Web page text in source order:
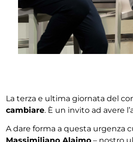
La terza e ultima giornata del
cambiare. È un invito ad avere
A dare forma a questa urgenza